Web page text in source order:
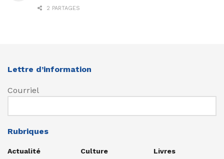
2 PARTAGES
Lettre d’information
Courriel
Rubriques
Actualité
Culture
Livres